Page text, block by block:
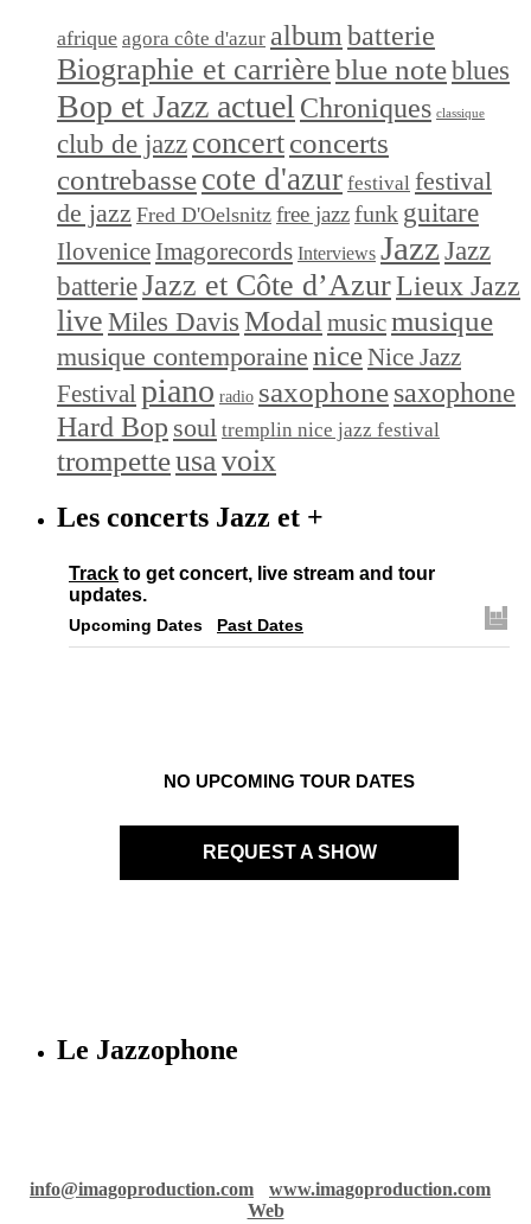
afrique agora côte d'azur album batterie
Biographie et carrièreblue noteblues
Bop et Jazz actuel Chroniques classique
club de jazz concertconcerts
contrebassecote d'azur festival festival
de jazz Fred D'Oelsnitz free jazzfunk guitare
Ilovenice Imagorecords Interviews Jazz Jazz
batterieJazz et Côte d’AzurLieux Jazz
live Miles Davis Modal musicmusique
musique contemporaine niceNice Jazz
Festival piano radio saxophonesaxophone
Hard Bop soul tremplin nice jazz festival
trompetteusa voix
Les concerts Jazz et +
Track to get concert, live stream and tour
updates.
Upcoming Dates Past Dates
NO UPCOMING TOUR DATES
REQUEST A SHOW
Le Jazzophone
info@imagoproduction.com
www.imagoproduction.com
Web